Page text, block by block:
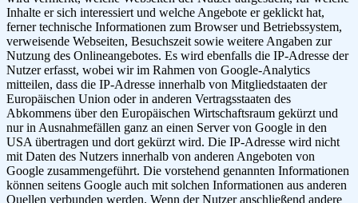
Inhalte er sich interessiert und welche Angebote er geklickt hat,
ferner technische Informationen zum Browser und Betriebssystem,
verweisende Webseiten, Besuchszeit sowie weitere Angaben zur
Nutzung des Onlineangebotes. Es wird ebenfalls die IP-Adresse der
Nutzer erfasst, wobei wir im Rahmen von Google-Analytics
mitteilen, dass die IP-Adresse innerhalb von Mitgliedstaaten der
Europäischen Union oder in anderen Vertragsstaaten des
Abkommens über den Europäischen Wirtschaftsraum gekürzt und
nur in Ausnahmefällen ganz an einen Server von Google in den
USA übertragen und dort gekürzt wird. Die IP-Adresse wird nicht
mit Daten des Nutzers innerhalb von anderen Angeboten von
Google zusammengeführt. Die vorstehend genannten Informationen
können seitens Google auch mit solchen Informationen aus anderen
Quellen verbunden werden. Wenn der Nutzer anschließend andere